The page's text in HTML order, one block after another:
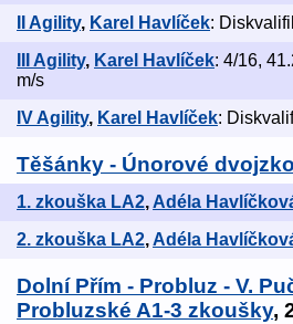
II Agility, Karel Havlíček:
III Agility, Karel Havlíček: 4/16,
m/s
IV Agility, Karel Havlíček:
Těšánky - Únorové
1. zkouška LA2, Adéla
2. zkouška LA2,Adéla
Dolní Přím - Probluz - V.
Probluzské A1-3 zkoušky,